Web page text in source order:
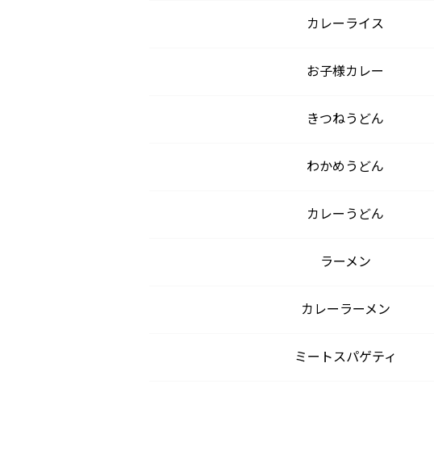
カレーライス
お子様カレー
きつねうどん
わかめうどん
カレーうどん
ラーメン
カレーラーメン
ミートスパゲティ